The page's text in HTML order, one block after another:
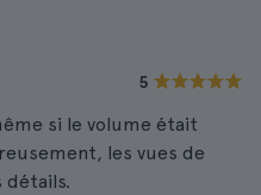
5
si le volume était
les vues de
détails.